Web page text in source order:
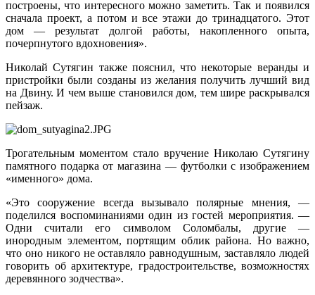
построены, что интересного можно заметить. Так и появился
сначала проект, а потом и все этажи до тринадцатого. Этот
дом — результат долгой работы, накопленного опыта,
почерпнутого вдохновения».
Николай Сутягин также пояснил, что некоторые веранды и
пристройки были созданы из желания получить лучший вид
на Двину. И чем выше становился дом, тем шире раскрывался
пейзаж.
Трогательным моментом стало вручение Николаю Сутягину
памятного подарка от магазина — футболки с изображением
«именного» дома.
«Это сооружение всегда вызывало полярные мнения, —
поделился воспоминаниями один из гостей мероприятия. —
Одни считали его символом Соломбалы, другие —
инородным элементом, портящим облик района. Но важно,
что оно никого не оставляло равнодушным, заставляло людей
говорить об архитектуре, градостроительстве, возможностях
деревянного зодчества».